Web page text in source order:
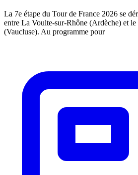
La 7e étape du Tour de France 2026 se
entre La Voulte-sur-Rhône (Ardèche) et
(Vaucluse). Au programme pour